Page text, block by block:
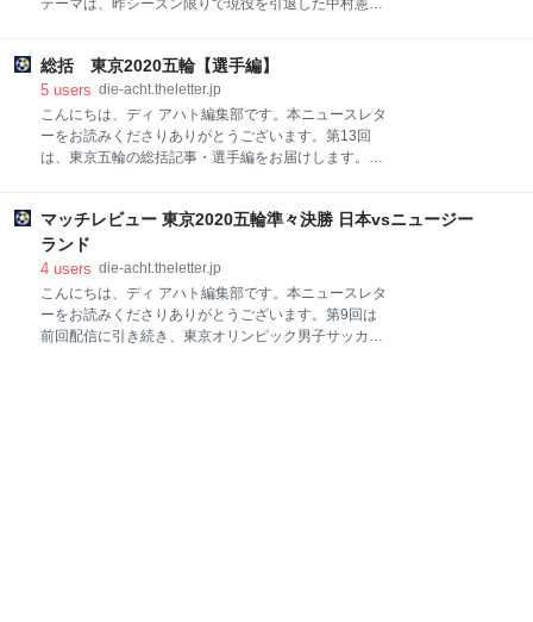
テーマは、昨シーズン限りで現役を引退した中村憲剛
解く、川崎の強さです。普段のマッチレビューとはテ
イストの異なる結城さんの記事、ぜひお楽しみくださ
い！ また、購読登録いただきますとディ アハトの新着
記事を毎回メールにてお送りいたします。ご登録は無
料で、ディ アハト編集部以外からのメールが届くこと
いです。
総括 東京2020五輪【選手編】
5 users die-acht.theletter.jp
こんにちは、ディ アハト編集部です。本ニュースレタ
ーをお読みくださりありがとうございます。第13回
は、東京五輪の総括記事・選手編をお届けします。ぜ
ます。ご登録は無料で、ディ アハト編集部以外からの
メールが届くことはございません。新着記事を見逃さ
ないよう、ぜひ下記ボタンよりご登録いただけると幸
いです。
マッチレビュー 東京2020五輪準々決勝 日本vsニュージー
ランド
4 users die-acht.theletter.jp
こんにちは、ディ アハト編集部です。本ニュースレタ
ーをお読みくださりありがとうございます。第9回は
前回配信に引き続き、東京オリンピック男子サッカー